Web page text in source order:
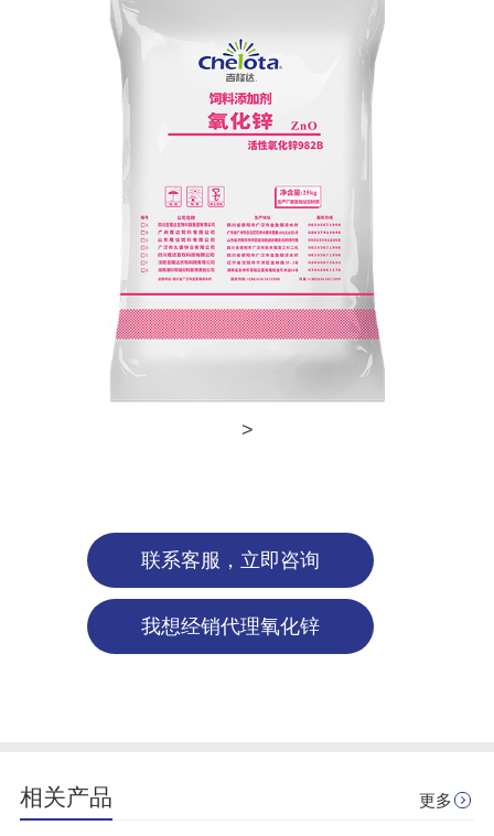
>
联系客服，立即咨询
我想经销代理氧化锌
相关产品 更多